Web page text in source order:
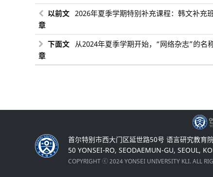
以前文
章
2026年夏季学期特别补充课程：韩文补充
下面文
章
从2024年夏季学期开始，“网络杂志”的名
首尔特别市西大门区延世路50号 语言研究教育
50 YONSEI-RO, SEODAEMUN-GU, SEOUL,
COPYRIGHT ⓒ 2024 YONSEI UNIVERSITY KLI. ALL